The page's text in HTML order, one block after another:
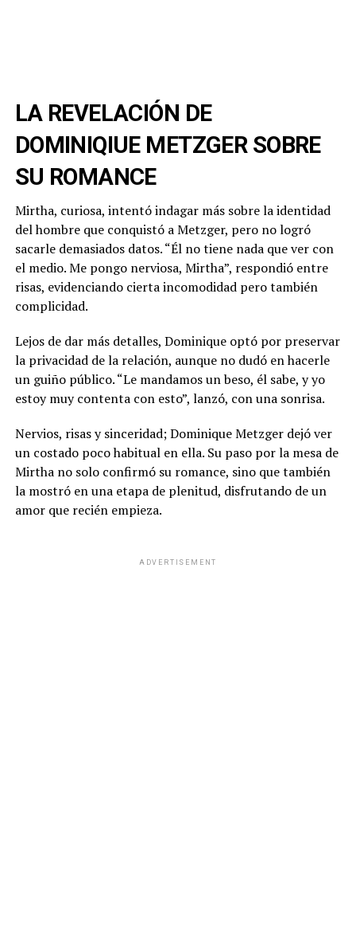
LA REVELACIÓN DE
DOMINIQIUE METZGER SOBRE
SU ROMANCE
Mirtha, curiosa, intentó indagar más sobre la identidad
del hombre que conquistó a Metzger, pero no logró
sacarle demasiados datos. “Él no tiene nada que ver con
el medio. Me pongo nerviosa, Mirtha”, respondió entre
risas, evidenciando cierta incomodidad pero también
complicidad.
Lejos de dar más detalles, Dominique optó por preservar
la privacidad de la relación, aunque no dudó en hacerle
un guiño público. “Le mandamos un beso, él sabe, y yo
estoy muy contenta con esto”, lanzó, con una sonrisa.
Nervios, risas y sinceridad; Dominique Metzger dejó ver
un costado poco habitual en ella. Su paso por la mesa de
Mirtha no solo confirmó su romance, sino que también
la mostró en una etapa de plenitud, disfrutando de un
amor que recién empieza.
ADVERTISEMENT